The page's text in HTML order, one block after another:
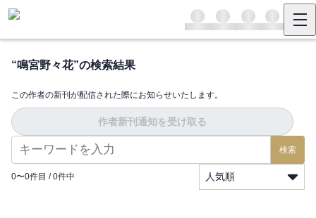
“鳴宮野々花”の検索結果
この作者の新刊が配信された際にお知らせいたします。
作者新刊通知を受け取る
検索
0〜0件目 / 0件中 人気順